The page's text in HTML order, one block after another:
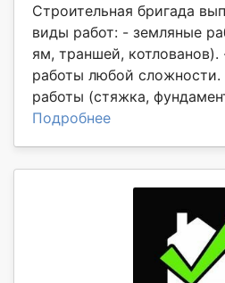
Строительная бригада
виды работ: - земляные
ям, траншей,
работы любой
работы (стяжка,
Подробнее